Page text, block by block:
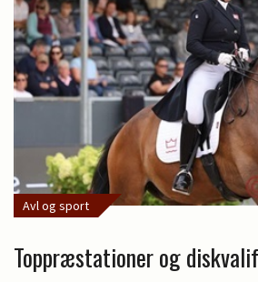
Avl og sport
Toppræstationer og